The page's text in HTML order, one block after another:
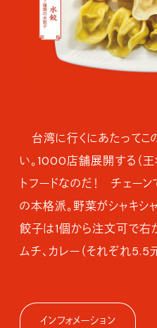
台湾に行くにあたってこ
い。1000店舗展開する（
トフードなのだ！ チェー
の本格派。野菜がシャキシ
餃子は1個から注文可で右か
ムチ、カレー（それぞれ5.5
インフォメーション